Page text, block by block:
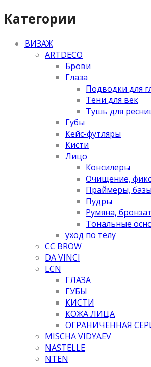
Категории
ВИЗАЖ
ARTDECO
Брови
Глаза
Подводки для
Тени для век
Тушь для
Губы
Кейс-футляры
Кисти
Лицо
Консилеры
Очищение,
Праймеры,
Пудры
Румяна,
Тональные
уход по телу
CC BROW
DA VINCI
LCN
ГЛАЗА
ГУБЫ
КИСТИ
КОЖА ЛИЦА
ОГРАНИЧЕННАЯ
MISCHA VIDYAEV
NASTELLE
NTEN